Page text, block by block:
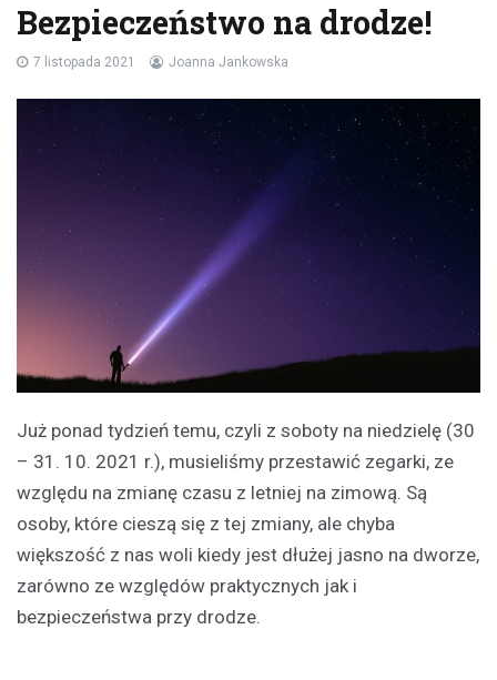
Bezpieczeństwo na drodze!
7 listopada 2021 Joanna Jankowska
Już ponad tydzień temu, czyli z soboty na niedzielę (30
– 31. 10. 2021 r.), musieliśmy przestawić zegarki, ze
względu na zmianę czasu z letniej na zimową. Są
osoby, które cieszą się z tej zmiany, ale chyba
większość z nas woli kiedy jest dłużej jasno na dworze,
zarówno ze względów praktycznych jak i
bezpieczeństwa przy drodze.